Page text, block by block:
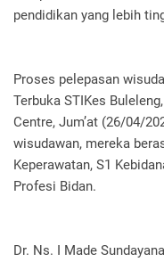
pendidikan yang lebih
Proses pelepasan
Terbuka STIKes
Centre, Jum’at (26/04/
wisudawan, mereka
Keperawatan, S1
Profesi Bidan.
Dr. Ns. I Made